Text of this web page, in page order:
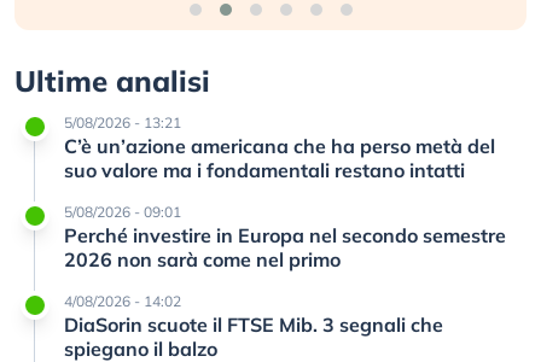
Ultime analisi
5/08/2026 - 13:21
C’è un’azione americana che ha perso metà del
suo valore ma i fondamentali restano intatti
5/08/2026 - 09:01
Perché investire in Europa nel secondo semestre
2026 non sarà come nel primo
4/08/2026 - 14:02
DiaSorin scuote il FTSE Mib. 3 segnali che
spiegano il balzo